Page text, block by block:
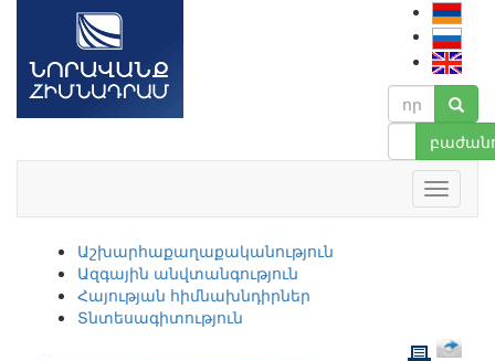
Աշխարհաքաղաքականություն
Ազգային անվտանգություն
Հայության հիմնախնդիրներ
Տնտեսագիտություն